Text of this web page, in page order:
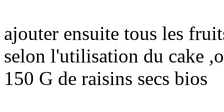
ajouter ensuite tous les
selon l'utilisation du cake
150 G de raisins secs bios